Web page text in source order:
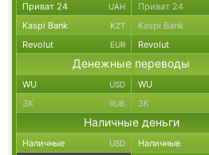
Приват 24 UAH Приват 24
Kaspi Bank KZT Kaspi Bank
Revolut EUR Revolut
Денежные переводы
WU USD WU
ЗК RUB ЗК
Наличные деньги
Наличные USD Наличные